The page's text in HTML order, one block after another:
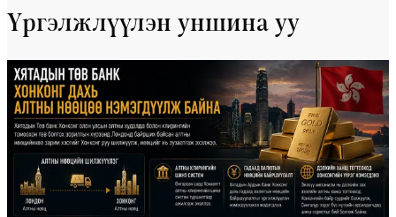
Үргэлжлүүлэн уншина уу
Мэдээ#dailynews